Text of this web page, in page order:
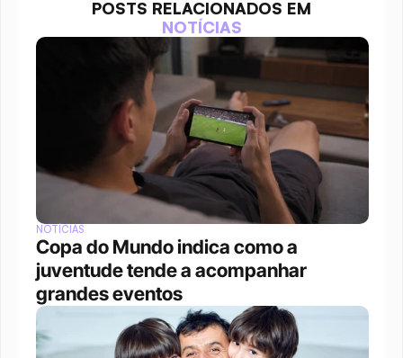
POSTS RELACIONADOS EM
NOTÍCIAS
NOTÍCIAS
Copa do Mundo indica como a
juventude tende a acompanhar
grandes eventos